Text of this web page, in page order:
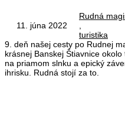
11. júna 2022
Rudná
turistika
9. deň našej cesty po Rudnej
krásnej Banskej Štiavnice
na priamom slnku a epický
ihrisku. Rudná stojí za to.